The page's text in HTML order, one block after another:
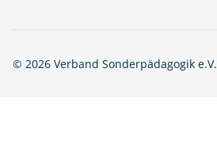
© 2026 Verband Sonderpädagogik e.V.